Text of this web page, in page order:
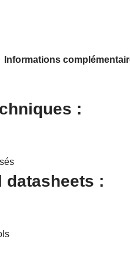
Informations
:
datasheets :